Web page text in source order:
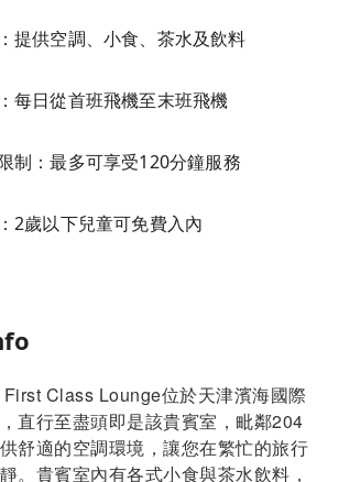
提供空調、小食、茶水及飲料
每日從首班飛機至末班飛機
制：最多可享受120分鐘服務
2歲以下兒童可免費入內
Class Lounge位於天津濱海國際
直行至盡頭即是該貴賓室，毗鄰204
舒適的空調環境，讓您在繁忙的旅行
。貴賓室內有各式小食與茶水飲料，